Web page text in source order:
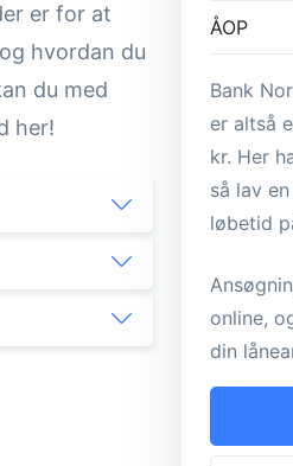
er for at
hvordan du
du med
her!
ÅOP
Bank
er altså
kr. Her
så lav
løbetid
online,
din